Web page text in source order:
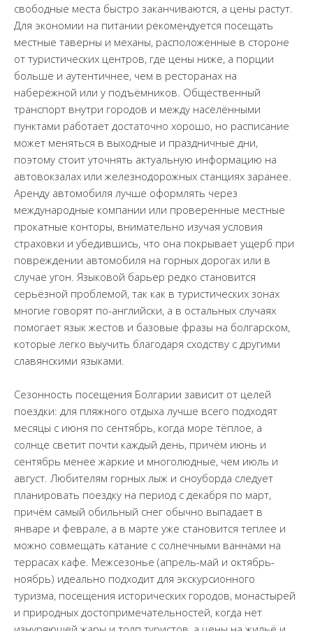
свободные места быстро заканчиваются, а цены растут.
Для экономии на питании рекомендуется посещать
местные таверны и механы, расположенные в стороне
от туристических центров, где цены ниже, а порции
больше и аутентичнее, чем в ресторанах на
набережной или у подъёмников. Общественный
транспорт внутри городов и между населёнными
пунктами работает достаточно хорошо, но расписание
может меняться в выходные и праздничные дни,
поэтому стоит уточнять актуальную информацию на
автовокзалах или железнодорожных станциях заранее.
Аренду автомобиля лучше оформлять через
международные компании или проверенные местные
прокатные конторы, внимательно изучая условия
страховки и убедившись, что она покрывает ущерб при
повреждении автомобиля на горных дорогах или в
случае угон. Языковой барьер редко становится
серьёзной проблемой, так как в туристических зонах
многие говорят по-английски, а в остальных случаях
помогает язык жестов и базовые фразы на болгарском,
которые легко выучить благодаря сходству с другими
славянскими языками.
Сезонность посещения Болгарии зависит от целей
поездки: для пляжного отдыха лучше всего подходят
месяцы с июня по сентябрь, когда море тёплое, а
солнце светит почти каждый день, причём июнь и
сентябрь менее жаркие и многолюдные, чем июль и
август. Любителям горных лыж и сноуборда следует
планировать поездку на период с декабря по март,
причём самый обильный снег обычно выпадает в
январе и феврале, а в марте уже становится теплее и
можно совмещать катание с солнечными ваннами на
террасах кафе. Межсезонье (апрель-май и октябрь-
ноябрь) идеально подходит для экскурсионного
туризма, посещения исторических городов, монастырей
и природных достопримечательностей, когда нет